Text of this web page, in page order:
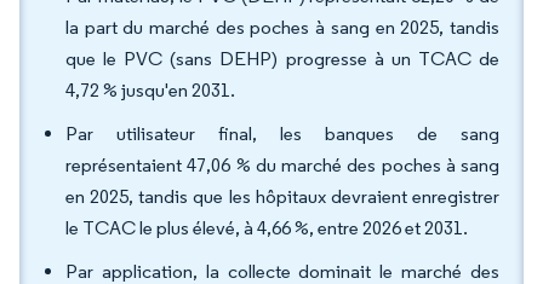
la part du marché des poches à sang en 2025, tandis
que le PVC (sans DEHP) progresse à un TCAC de
4,72 % jusqu'en 2031.
Par utilisateur final, les banques de sang
représentaient 47,06 % du marché des poches à sang
en 2025, tandis que les hôpitaux devraient enregistrer
le TCAC le plus élevé, à 4,66 %, entre 2026 et 2031.
Par application, la collecte dominait le marché des